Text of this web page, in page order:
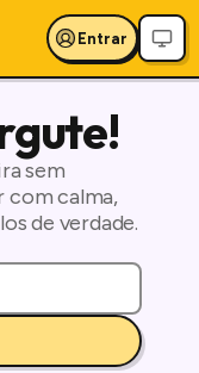
Entrar
sem
com calma,
de verdade.